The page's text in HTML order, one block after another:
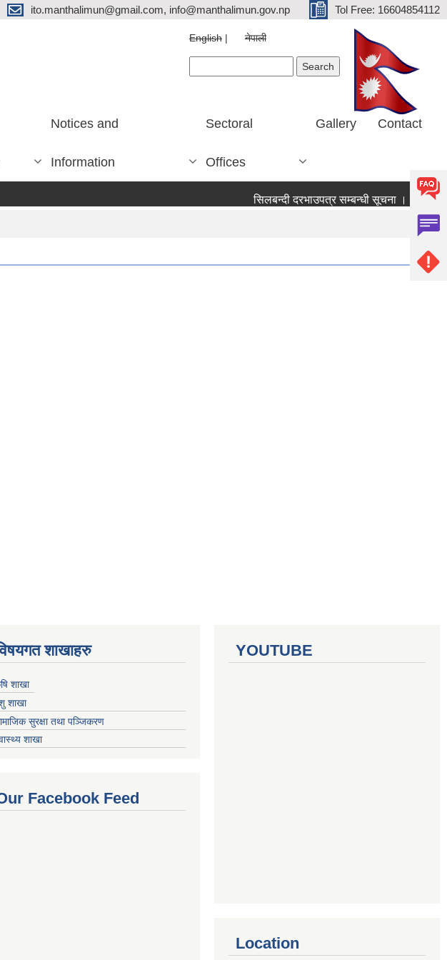
ito.manthalimun@gmail.com, info@manthalimun.gov.np Tol Free: 16604854112
English नेपाली
Notices and
Information
Sectoral
Offices
Gallery Contact
सिलबन्दी दरभाउपत्र सम्बन्धी सूचना ।
शाखाहरु
शाखा
शाखा
सुरक्षा तथा पञ्जिकरण
शाखा
Facebook Feed
YOUTUBE
Location